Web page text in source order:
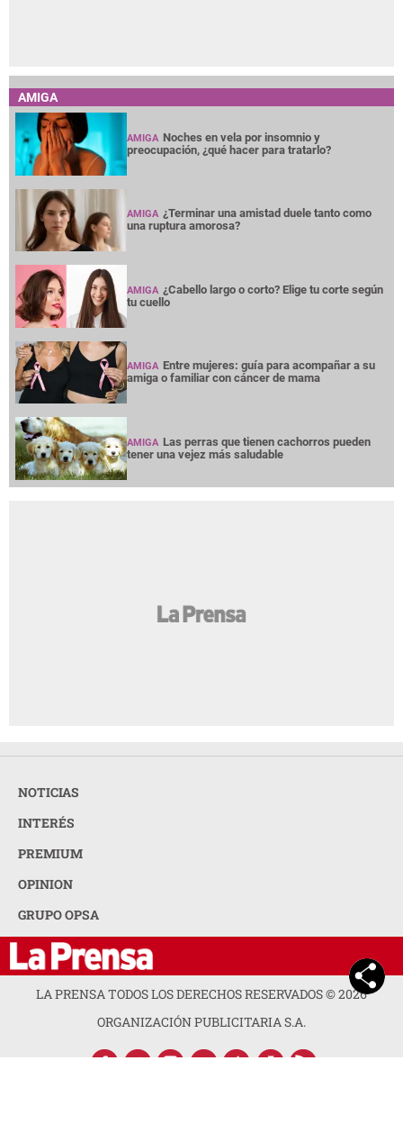
AMIGA
AMIGA Noches en vela por insomnio y
preocupación, ¿qué hacer para tratarlo?
AMIGA ¿Terminar una amistad duele tanto como
una ruptura amorosa?
AMIGA ¿Cabello largo o corto? Elige tu corte según
tu cuello
AMIGA Entre mujeres: guía para acompañar a su
amiga o familiar con cáncer de mama
AMIGA Las perras que tienen cachorros pueden
tener una vejez más saludable
NOTICIAS
INTERÉS
PREMIUM
OPINION
GRUPO OPSA
LA PRENSA TODOS LOS DERECHOS RESERVADOS ©2026
ORGANIZACIÓN PUBLICITARIA S.A.